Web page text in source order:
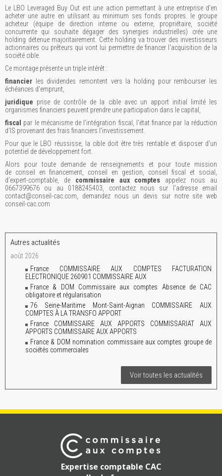
Le LBO Leveraged Buy Out est une action permettant à une entreprise d'en
acheter une autre en utilisant au minimum ses fonds propres. le groupe
acheteur (équipe de direction interne ou externe, propriétaire, société
concurrente qui souhaite dégager des synergies industrielles) crée une
holding détenue majoritairement. Cette holding va trouver des investisseurs
actionnaires ou prêteurs qui vont lui permettre de financer l'acquisition de la
société cible.
Ce montage présente un triple intérêt :
financier les dividendes remontent vers la holding pour rembourser les
échéances d'emprunt,
juridique prise de contrôle de la cible avec un apport initial limité les
organismes financiers peuvent prendre une participation dans le capital,
fiscal
par le mécanisme de l'intégration fiscal, l'état finance par la réduction
d'IS provenant des frais financiers l'investissement.
Pour que le LBO réussisse, la cible doit être très rentable et disposer d'un
potentiel de développement fort.
Alors pour toute demande de renseignements et pour toute mission
de conseil en financement, conseil en gestion, conseil fiscal et social,
d'expert-comptable, de commissaire aux comptes appelez nous au
0667399676 ou au 0188245403, contactez nous sur l'adresse email
contact@conseil-cac.com, demandez nous un devis sur notre site web
conseil-cac.com
Autres actualités
août 2026
France COMMISSAIRE AUX COMPTES FACTURATION
ELECTRONIQUE 260901 COMMISSAIRE AUX
France & DOM Commissaire aux comptes Absence de CAC
obligatoire et régularisation
76 Seine-Maritime Mont-Saint-Aignan COMMISSAIRE AUX
COMPTES À LA TRANSFO APPORT
France COMMISSAIRE AUX APPORTS COMMISSARIAT AUX
APPORTS COMMISSAIRE AUX APPORTS
France & DOM nomination commissaire aux comptes groupe de
sociétés commerciales
Voir toutes les actualités
Expertise comptable CAC